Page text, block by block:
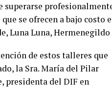
superarse
se ofrecen a bajo costo
Luna Luna,
de estos talleres que
la Sra. María del Pilar
presidenta del DIF en